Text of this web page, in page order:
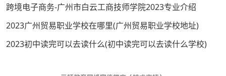
跨境电子商务-广州市白云工商技师学院2023专业介绍
2023广州贸易职业学校在哪里(广州贸易职业学校地址)
2023初中读完可以去读什么(初中读完可以去读什么学校)